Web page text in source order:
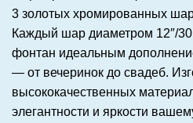
3 золотых хромированных
Каждый шар диаметром 12″/30
фонтан идеальным
— от вечеринок до свадеб.
высококачественных
элегантности и яркости